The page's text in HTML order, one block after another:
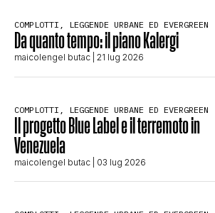
COMPLOTTI, LEGGENDE URBANE ED EVERGREEN
Da quanto tempo: il piano Kalergi
maicolengel butac | 21 lug 2026
COMPLOTTI, LEGGENDE URBANE ED EVERGREEN
Il progetto Blue Label e il terremoto in
Venezuela
maicolengel butac | 03 lug 2026